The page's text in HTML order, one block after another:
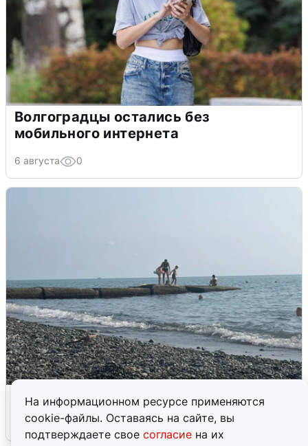
На информационном ресурсе применяются
cookie-файлы. Оставаясь на сайте, вы
подтверждаете свое согласие на их
Волгоградцы остались без
мобильного интернета
6 августа 0
Сирены в Сочи: новая угроза БПЛА
6 августа 0